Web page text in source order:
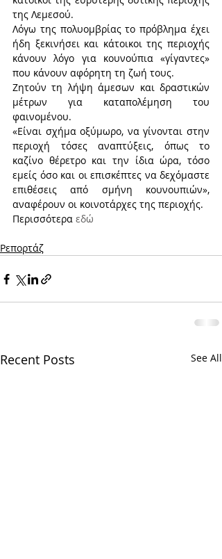
της Λεμεσού.
Λόγω της πολυομβρίας το πρόβλημα έχει
ήδη ξεκινήσει και κάτοικοι της περιοχής
κάνουν λόγο για κουνούπια «γίγαντες»
που κάνουν αφόρητη τη ζωή τους.
Ζητούν τη λήψη άμεσων και δραστικών
μέτρων για καταπολέμηση του
φαινομένου.
«Είναι σχήμα οξύμωρο, να γίνονται στην
περιοχή τόσες αναπτύξεις, όπως το
καζίνο θέρετρο και την ίδια ώρα, τόσο
εμείς όσο και οι επισκέπτες να δεχόμαστε
επιθέσεις από σμήνη κουνουπιών»,
αναφέρουν οι κοινοτάρχες της περιοχής.
Περισσότερα εδώ
Ρεπορτάζ
Recent Posts See All